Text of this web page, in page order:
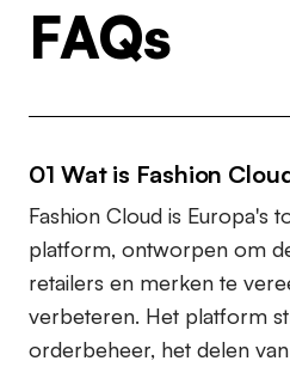
FAQs
01 Wat is Fashion
Fashion Cloud is Europa's
platform, ontworpen om
retailers en merken te
verbeteren. Het platform
orderbeheer, het delen